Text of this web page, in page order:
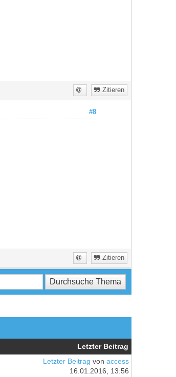
Zitieren
#8
Zitieren
Letzter Beitrag
Letzter Beitrag von access
16.01.2016, 13:56